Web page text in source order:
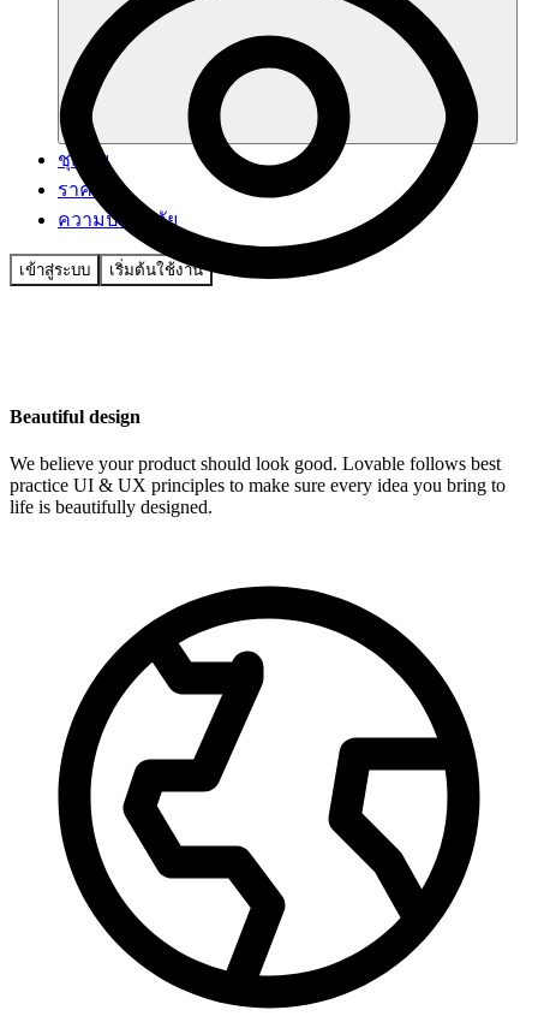
ชุมชน
ราคา
ความปลอดภัย
เข้าสู่ระบบ เริ่มต้นใช้งาน
Beautiful design
We believe your product should look good. Lovable follows best
practice UI & UX principles to make sure every idea you bring to
life is beautifully designed.